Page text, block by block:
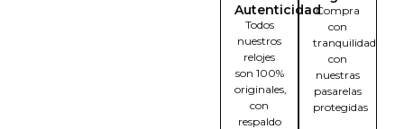
Autenticidad
Todos
nuestros
relojes
son 100%
originales,
con
respaldo
Compra
con
tranquilidad
con
nuestras
pasarelas
protegidas